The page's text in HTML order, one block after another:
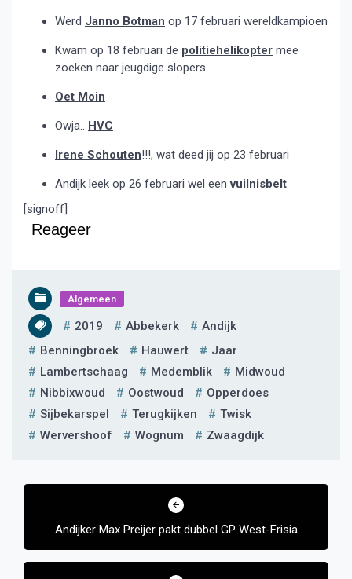
Werd Janno Botman op 17 februari wereldkampioen
Kwam op 18 februari de politiehelikopter mee
zoeken naar jeugdige slopers
Oet Moin
Owja.. HVC
Irene Schouten!!!, wat deed jij op 23 februari
Andijk leek op 26 februari wel eenvuilnisbelt
[signoff]
Reageer
Algemeen
2019 Abbekerk
Andijk
Benningbroek
Hauwert
Jaar
Lambertschaag
Medemblik
Midwoud
Nibbixwoud
Oostwoud
Opperdoes
Sijbekarspel
Terugkijken
Twisk
Wervershoof
Wognum Zwaagdijk
Bericht
Andijker Max Preijer pakt dubbel GP West-Frisia